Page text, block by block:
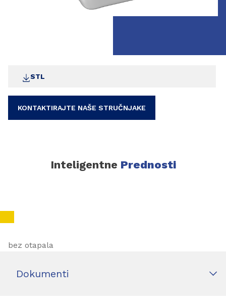
STL
KONTAKTIRAJTE NAŠE STRUČNJAKE
Inteligentne Prednosti
bez otapala
Dokumenti